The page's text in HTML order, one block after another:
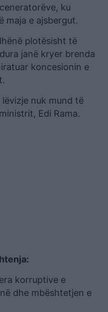
ku
maja e ajsbergut.
plotësisht të
janë kryer brenda
koncesionin e
nuk mund të
Edi Rama.
korruptive e
dhe mbështetjen e